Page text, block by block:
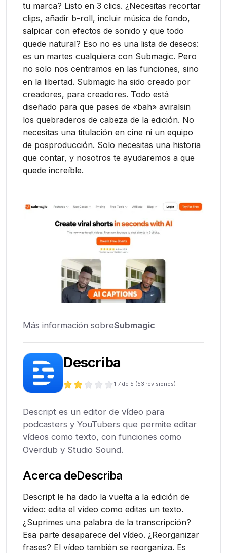
tu marca? Listo en 3 clics. ¿Necesitas recortar
clips, añadir b-roll, incluir música de fondo,
salpicar con efectos de sonido y que todo
quede natural? Eso no es una lista de deseos:
es un martes cualquiera con Submagic. Pero
no solo nos centramos en las funciones, sino
en la libertad. Submagic ha sido creado por
creadores, para creadores. Todo está
diseñado para que pases de «bah» aviralsin
los quebraderos de cabeza de la edición. No
necesitas una titulación en cine ni un equipo
de posproducción. Solo necesitas una historia
que contar, y nosotros te ayudaremos a que
quede increíble.
Más información sobreSubmagic
Describa
1.7 de 5 (53 revisiones)
Descript es un editor de vídeo para
podcasters y YouTubers que permite editar
vídeos como texto, con funciones como
Overdub y Studio Sound.
Acerca deDescriba
Descript le ha dado la vuelta a la edición de
vídeo: edita el vídeo como editas un texto.
¿Suprimes una palabra de la transcripción?
Esa parte desaparece del vídeo. ¿Reorganizar
frases? El vídeo también se reorganiza. Es